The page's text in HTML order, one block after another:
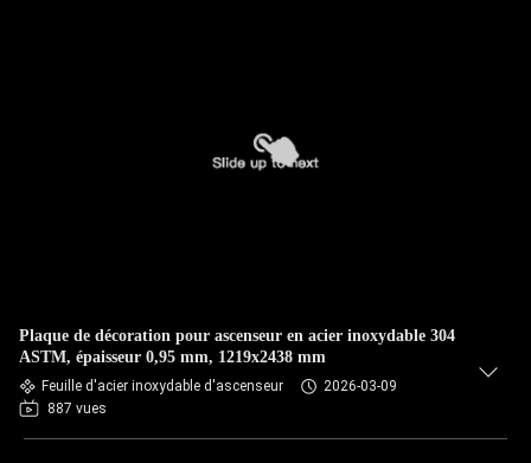
Plaque de décoration pour ascenseur en acier inoxydable 304
ASTM, épaisseur 0,95 mm, 1219x2438 mm
Feuille d'acier inoxydable d'ascenseur
2026-03-09
887 vues